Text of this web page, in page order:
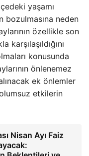
yaşamı
bozulmasına neden
özellikle son
karşılaşıldığını
konusunda
önlenemez
ek önlemler
etkilerin
Nisan Ayı Faiz